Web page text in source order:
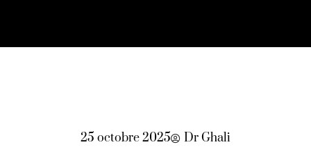
25 octobre 2025 Dr Ghali